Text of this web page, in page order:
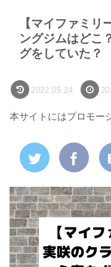
【マイファミリ
ングジムはどこ
グをしていた？
2022.05.24
本サイトにはプロモー